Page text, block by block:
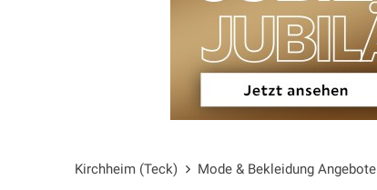
Kirchheim (Teck) Mode & Bekleidung Angebote